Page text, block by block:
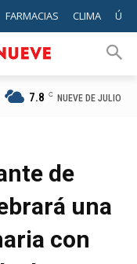
FARMACIAS CLIMA
7.8 C NUEVE DE JULIO
de
una
con